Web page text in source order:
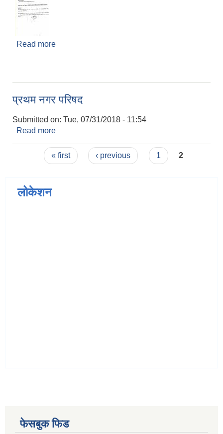
Read more
प्रथम नगर परिषद
Submitted on: Tue, 07/31/2018 - 11:54
Read more
Pages« first ‹ previous 1 2
लोकेशन
फेसबुक फिड